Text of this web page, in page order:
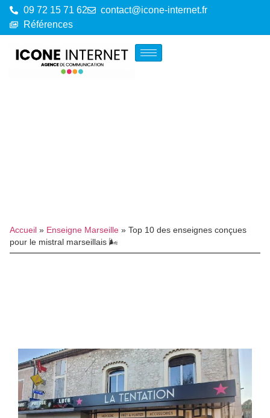
09 72 15 71 62
contact@icone-internet.fr
Références
Accueil » Enseigne Marseille » Top 10 des enseignes conçues
pour le mistral marseillais 🌬️